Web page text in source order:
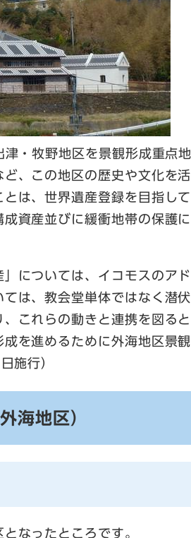
・牧野地区を景観形成重点
、この地区の歴史や文化を
は、世界遺産登録を目指し
資産並びに緩衝地帯の保護
については、イコモスのア
は、教会堂単体ではなく潜
これらの動きと連携を図る
を進めるために外海地区景
施行）
海地区）
なったところです。